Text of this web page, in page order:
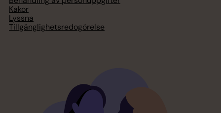
Kakor
Lyssna
Tillgänglighetsredogörelse